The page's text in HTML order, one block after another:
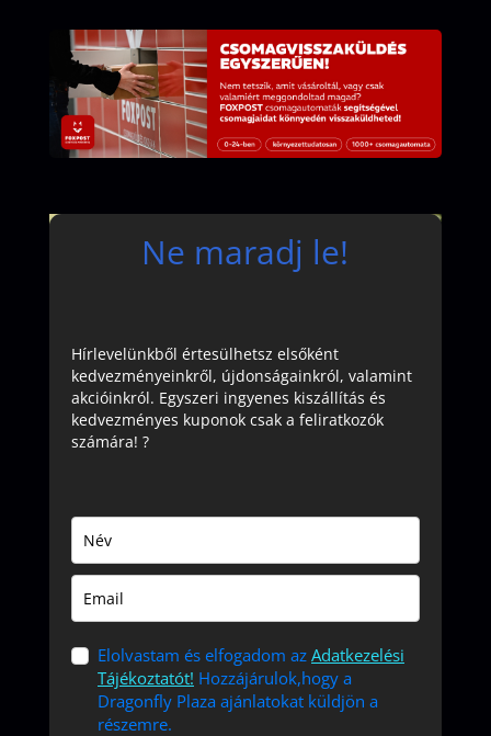
Ne maradj le!
Hírlevelünkből értesülhetsz elsőként
kedvezményeinkről, újdonságainkról, valamint
akcióinkról. Egyszeri ingyenes kiszállítás és
kedvezményes kuponok csak a feliratkozók
számára! ?
Elolvastam és elfogadom az Adatkezelési
Tájékoztatót! Hozzájárulok,hogy a
Dragonfly Plaza ajánlatokat küldjön a
részemre.